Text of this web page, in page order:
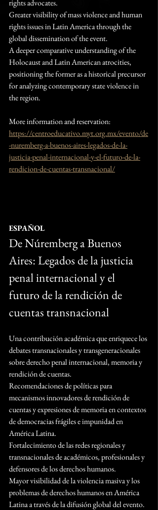
rights advocates.
Greater visibility of mass violence and human
rights issues in Latin America through the
global dissemination of the event.
A deeper comparative understanding of the
Holocaust and Latin American atrocities,
positioning the former as a historical precursor
for analyzing contemporary state violence in
the region.
More information and reservation:
https://centroeducativo.myt.org.mx/evento/de
-nuremberg-a-buenos-aires-legados-de-la-
justicia-penal-internacional-y-el-futuro-de-la-
rendicion-de-cuentas-transnacional/
ESPAÑOL
De Núremberg a Buenos
Aires: Legados de la justicia
penal internacional y el
futuro de la rendición de
cuentas transnacional
Una contribución académica que enriquece los
debates transnacionales y transgeneracionales
sobre derecho penal internacional, memoria y
rendición de cuentas.
Recomendaciones de políticas para
mecanismos innovadores de rendición de
cuentas y expresiones de memoria en contextos
de democracias frágiles e impunidad en
América Latina.
Fortalecimiento de las redes regionales y
transnacionales de académicos, profesionales y
defensores de los derechos humanos.
Mayor visibilidad de la violencia masiva y los
problemas de derechos humanos en América
Latina a través de la difusión global del evento.